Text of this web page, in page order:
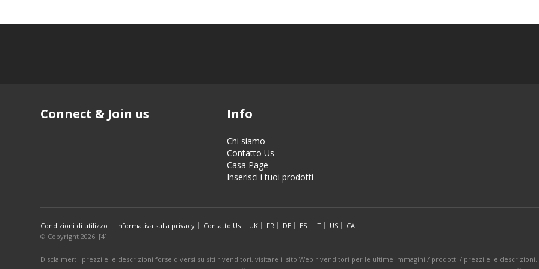
Connect & Join us Info
Chi siamo
Contatto Us
Casa Page
Inserisci i tuoi prodotti
Condizioni di utilizzo Informativa sulla privacy Contatto Us UK FR DE ES IT US
CA
© Copyright 2026. [4]
Disclaimer: I prezzi e le descrizioni forse diversi su siti rivenditori, visitare il sito Web rivenditori per le ultime immagini / prodotti / prezzi e le